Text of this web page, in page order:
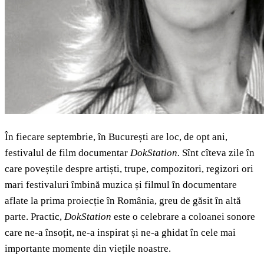
În fiecare septembrie, în București are loc, de opt ani,
festivalul de film documentar DokStation. Sînt cîteva zile în
care poveștile despre artiști, trupe, compozitori, regizori ori
mari festivaluri îmbină muzica și filmul în documentare
aflate la prima proiecție în România, greu de găsit în altă
parte. Practic, DokStation este o celebrare a coloanei sonore
care ne-a însoțit, ne-a inspirat și ne-a ghidat în cele mai
importante momente din viețile noastre.